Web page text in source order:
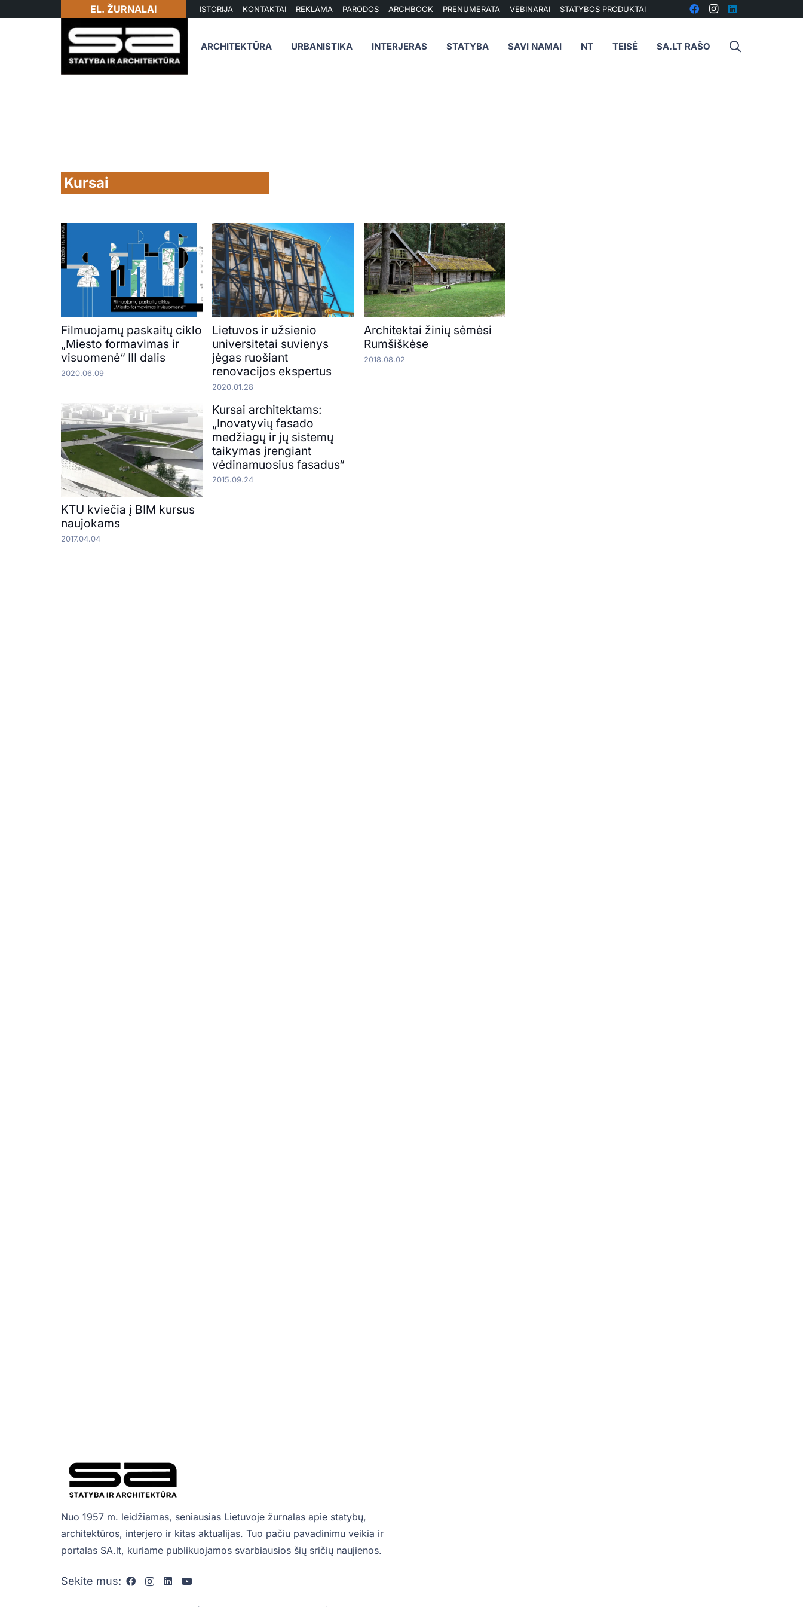
EL. ŽURNALAI ISTORIJA KONTAKTAI REKLAMA PARODOS ARCHBOOK PRENUMERATA VEBINARAI STATYBOS PRODUKTAI
ARCHITEKTŪRA URBANISTIKA INTERJERAS STATYBA SAVI NAMAI NT TEISĖ SA.LT RAŠO
Kursai
Filmuojamų paskaitų ciklo
„Miesto formavimas ir
visuomenė“ III dalis
2020.06.09
Lietuvos ir užsienio
universitetai suvienys
jėgas ruošiant
renovacijos ekspertus
2020.01.28
Architektai žinių sėmėsi
Rumšiškėse
2018.08.02
KTU kviečia į BIM kursus
naujokams
2017.04.04
Kursai architektams:
„Inovatyvių fasado
medžiagų ir jų sistemų
taikymas įrengiant
vėdinamuosius fasadus“
2015.09.24
Nuo 1957 m. leidžiamas, seniausias Lietuvoje žurnalas apie statybų,
architektūros, interjero ir kitas aktualijas. Tuo pačiu pavadinimu veikia ir
portalas SA.lt, kuriame publikuojamos svarbiausios šių sričių naujienos.
Sekite mus: